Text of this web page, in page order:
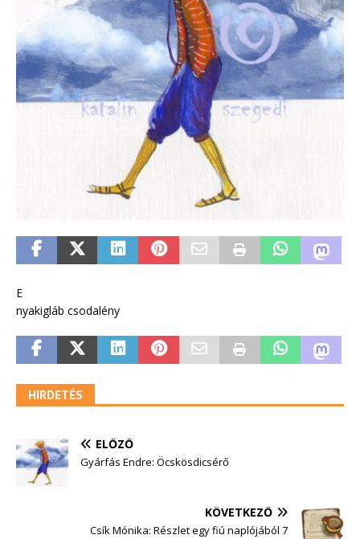
E
nyakigláb csodalény
HIRDETÉS
ELŐZŐ
Gyárfás Endre: Öcskösdicsérő
KÖVETKEZŐ
Csík Mónika: Részlet egy fiú naplójából 7